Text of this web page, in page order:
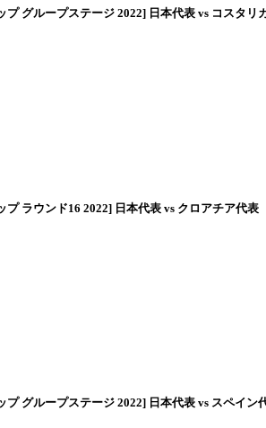
プ グループステージ 2022] 日本代表 vs コスタリ
プ ラウンド16 2022] 日本代表 vs クロアチア代表
プ グループステージ 2022] 日本代表 vs スペイン